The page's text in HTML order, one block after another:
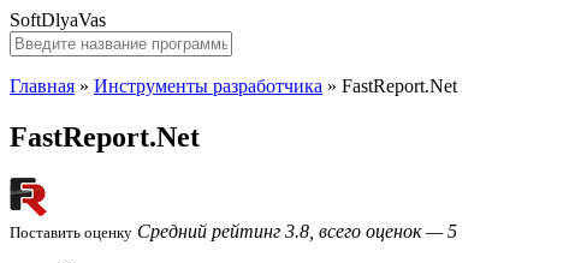
SoftDlyaVas
Главная » Инструменты разработчика » FastReport.Net
FastReport.Net
Поставить оценку Средний рейтинг 3.8, всего оценок — 5